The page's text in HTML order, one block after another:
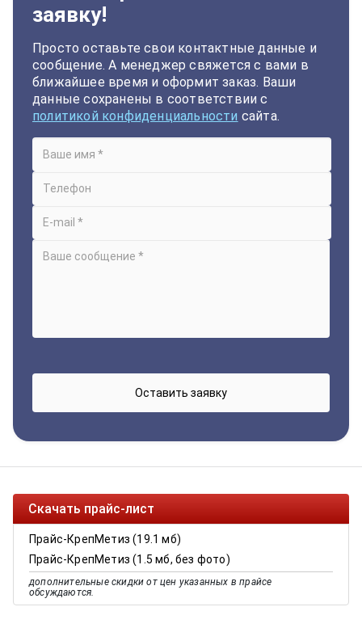
заявку!
Просто оставьте свои контактные данные и
сообщение. А менеджер свяжется с вами в
ближайшее время и оформит заказ. Ваши
данные сохранены в соответствии с
политикой конфиденциальности сайта.
Скачать прайс-лист
Прайс-КрепМетиз (19.1 мб)
Прайс-КрепМетиз (1.5 мб, без фото)
дополнительные скидки от цен указанных в прайсе
обсуждаются.